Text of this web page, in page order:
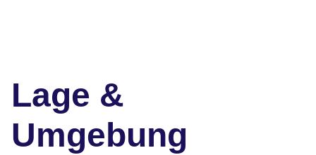
Lage &
Umgebung